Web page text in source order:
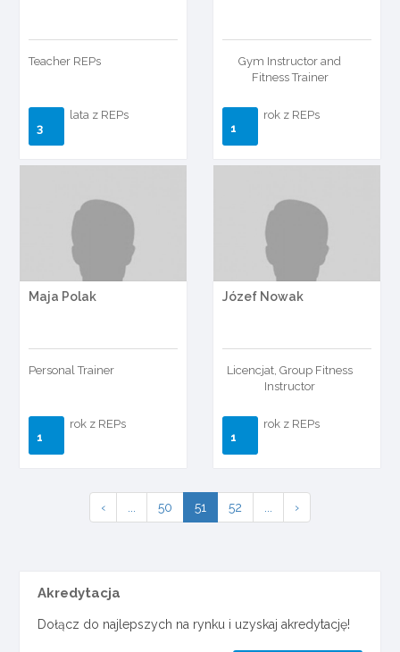
Teacher REPs
3
lata z REPs
Gym Instructor and
Fitness Trainer
1
rok z REPs
Maja Polak
Personal Trainer
1
rok z REPs
Józef Nowak
Licencjat, Group Fitness
Instructor
1
rok z REPs
‹ 50 51 52 ›
Akredytacja
Dołącz do najlepszych na rynku i uzyskaj akredytację!